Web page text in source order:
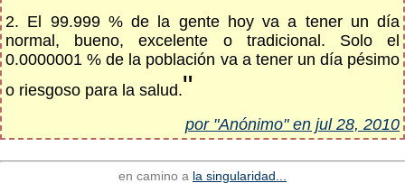
2. El 99.999 % de la gente hoy va a tener un día
normal, bueno, excelente o tradicional. Solo el
0.0000001 % de la población va a tener un día pésimo
o riesgoso para la salud."
por "Anónimo" en jul 28, 2010
en camino a la singularidad...